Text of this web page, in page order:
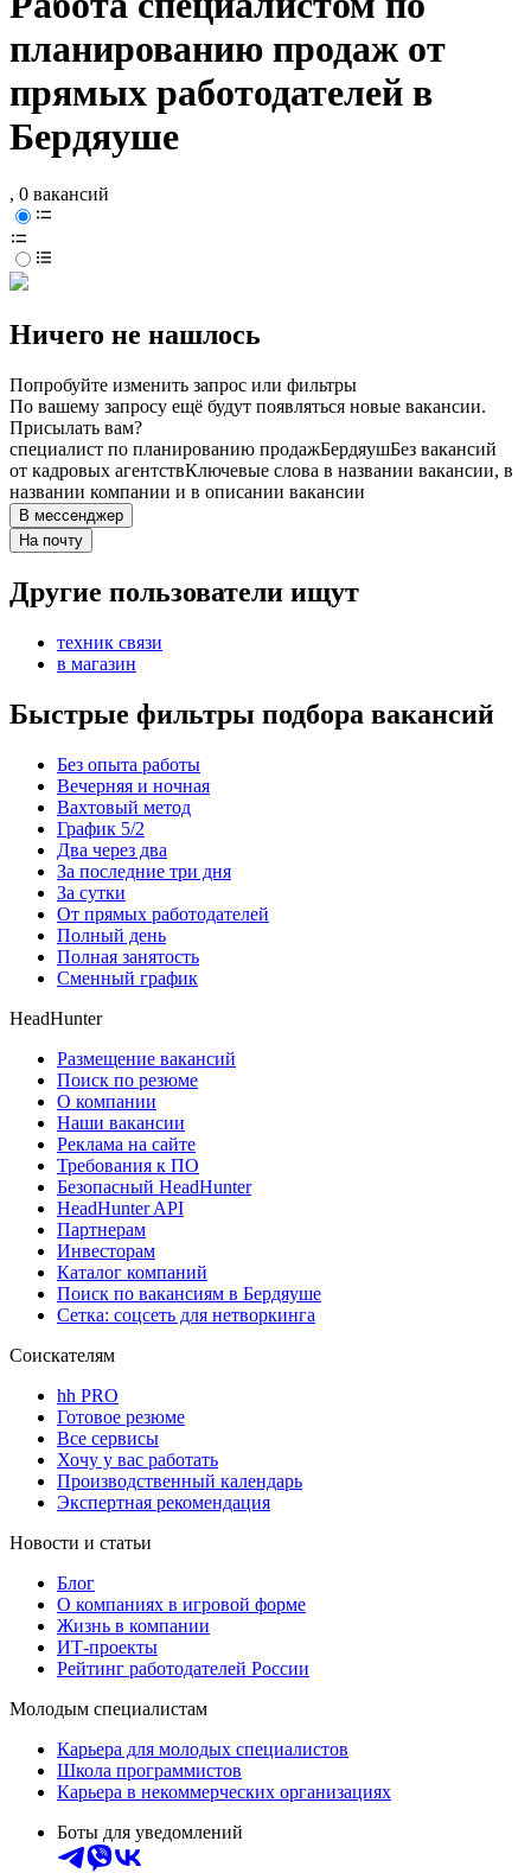
планированию продаж от
прямых работодателей в
Бердяуше
, 0 вакансий
Ничего не нашлось
Попробуйте изменить запрос или фильтры
По вашему запросу ещё будут появляться новые вакансии.
Присылать вам?
специалист по планированию продажБердяушБез вакансий
от кадровых агентствКлючевые слова в названии вакансии, в
названии компании и в описании вакансии
В мессенджер
На почту
Другие пользователи ищут
техник связи
в магазин
Быстрые фильтры подбора вакансий
Без опыта работы
Вечерняя и ночная
Вахтовый метод
График 5/2
Два через два
За последние три дня
За сутки
От прямых работодателей
Полный день
Полная занятость
Сменный график
HeadHunter
Размещение вакансий
Поиск по резюме
О компании
Наши вакансии
Реклама на сайте
Требования к ПО
Безопасный HeadHunter
HeadHunter API
Партнерам
Инвесторам
Каталог компаний
Поиск по вакансиям в Бердяуше
Сетка: соцсеть для нетворкинга
Соискателям
hh PRO
Готовое резюме
Все сервисы
Хочу у вас работать
Производственный календарь
Экспертная рекомендация
Новости и статьи
Блог
О компаниях в игровой форме
Жизнь в компании
ИТ-проекты
Рейтинг работодателей России
Молодым специалистам
Карьера для молодых специалистов
Школа программистов
Карьера в некоммерческих организациях
Боты для уведомлений